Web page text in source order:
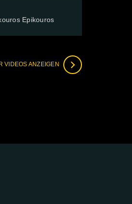
Epikouros
VIDEOS ANZEIGEN